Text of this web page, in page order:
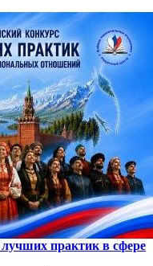
практик в сфере